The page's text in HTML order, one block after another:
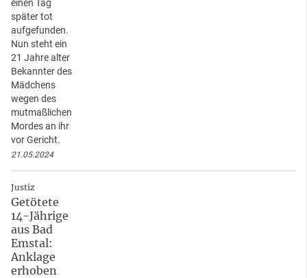
einen Tag
später tot
aufgefunden.
Nun steht ein
21 Jahre alter
Bekannter des
Mädchens
wegen des
mutmaßlichen
Mordes an ihr
vor Gericht.
21.05.2024
Justiz
Getötete
14-Jährige
aus Bad
Emstal:
Anklage
erhoben